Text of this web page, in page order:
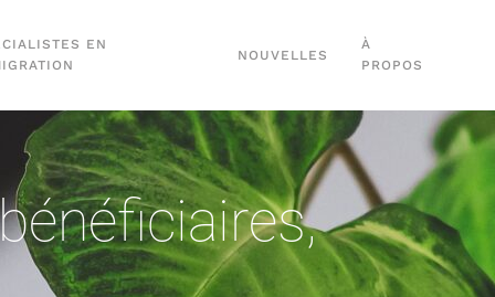
EN
NOUVELLES
À
PROPOS
,